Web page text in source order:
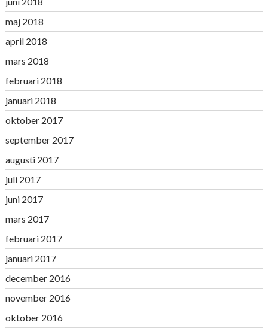
maj 2018
april 2018
mars 2018
februari 2018
januari 2018
oktober 2017
september 2017
augusti 2017
juli 2017
juni 2017
mars 2017
februari 2017
januari 2017
december 2016
november 2016
oktober 2016